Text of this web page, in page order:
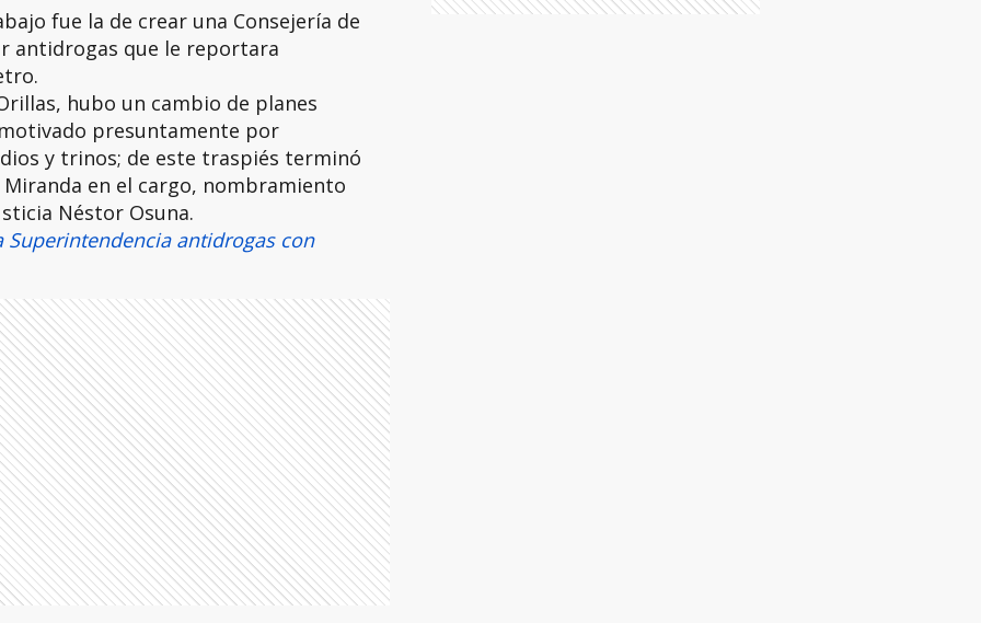
fue la de crear una Consejería de
antidrogas que le reportara
hubo un cambio de planes
presuntamente por
y trinos; de este traspiés terminó
en el cargo, nombramiento
Néstor Osuna.
Superintendencia antidrogas con